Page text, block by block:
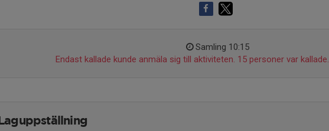
Samling 10:15
Endast kallade kunde anmäla sig till aktiviteten. 15 personer var kallade.
Laguppställning